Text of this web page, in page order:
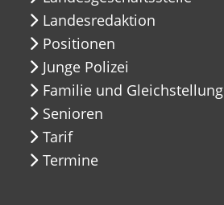
Landesredaktion
Positionen
Junge Polizei
Familie und Gleichstellung
Senioren
Tarif
Termine